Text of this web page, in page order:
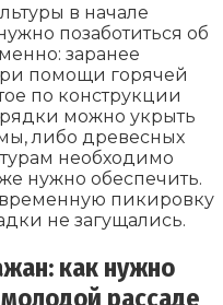
в начале
позаботиться об
заранее
помощи горячей
по конструкции
можно укрыть
либо древесных
необходимо
нужно обеспечить.
пикировку
не загущались.
как нужно
рассаде